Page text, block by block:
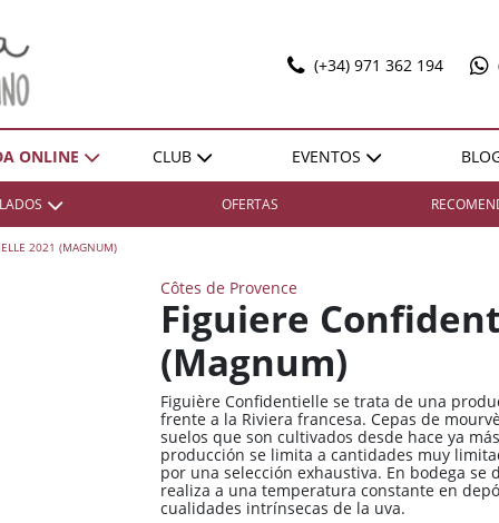
(+34) 971 362 194
ONLINE
ZONA
España / Andalucía
España / Castilla-La
España / Catalunya
España / Comunidad
Foral De Navarra
España / Extremadura
España / Galicia
ZONA
España / Andalucía
España / Castilla-La
España / Catalunya
España / Comunidad
Foral De Navarra
España / Extremadura
España / Galicia
OFERTAS
CLUB
ACTIVIDADES
HAZTE SOCIO
EVENTOS
EXPO POL MARBAN
2021 (MAGNUM)
Côtes de Provence
Figuiere
(Magnum)
Figuière Confidentielle se trata de una
frente a la Riviera francesa. Cepas de
suelos que son cultivados desde hace ya
producción se limita a cantidades muy
por una selección exhaustiva. En bodega
realiza a una temperatura constante en
cualidades intrínsecas de la uva.